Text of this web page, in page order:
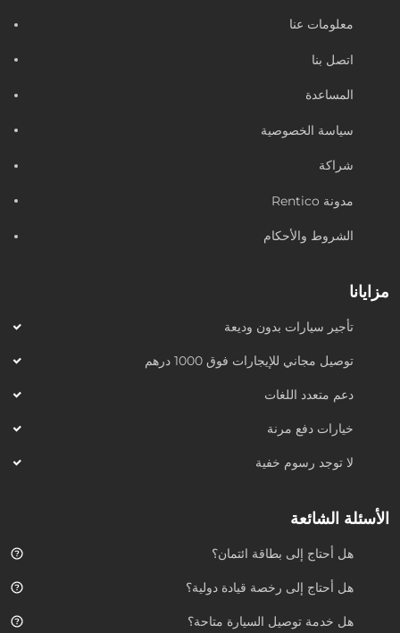
معلومات عنا
اتصل بنا
المساعدة
سياسة الخصوصية
شراكة
مدونة Rentico
الشروط والأحكام
مزايانا
تأجير سيارات بدون وديعة
توصيل مجاني للإيجارات فوق 1000 درهم
دعم متعدد اللغات
خيارات دفع مرنة
لا توجد رسوم خفية
الأسئلة الشائعة
هل أحتاج إلى بطاقة ائتمان؟
هل أحتاج إلى رخصة قيادة دولية؟
هل خدمة توصيل السيارة متاحة؟